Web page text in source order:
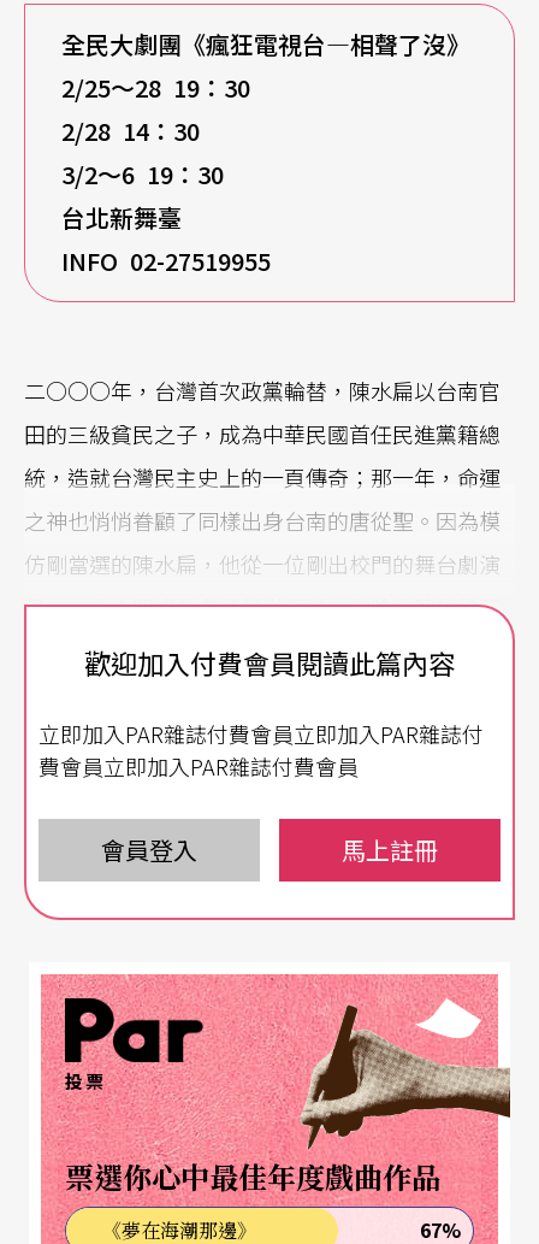
全民大劇團《瘋狂電視台—相聲了沒》
2/25～28 19：30
2/28 14 ：30
3/2～6 19：30
台北新舞臺
INFO 02-27519955
二○○○年，台灣首次政黨輪替，陳水扁以台南官
田的三級貧民之子，成為中華民國首任民進黨籍總
統，造就台灣民主史上的一頁傳奇；那一年，命運
之神也悄悄眷顧了同樣出身台南的唐從聖。因為模
仿剛當選的陳水扁，他從一位剛出校門的舞台劇演
員，一夕之間成為走紅螢光幕前，家喻戶曉的綜藝
諧星，主持、戲劇演出、出書，名利雙收，從此人
水扁比我更像了。」雖然如今，昔日的政治明星身
陷弊案，光芒殞落，電視節目裡的「阿扁」分身也
卸任了，但現實生活中的唐從聖卻靠著戲劇科班出
身的紮實訓練，如海綿般吸收的驚人學習力，以及
射手座「向前衝」的拼命和幹勁，為自己在演藝圈
從小好動想當武打明星，學習戲曲奠下表演功底
「我小時候很好動，最喜歡看成龍的動作片，夢想
有一天能當電影裡的武打明星。小學四年級，復興
劇校來我們學校演《鬧天空》，一群跟我差不多年
紀的小猴子在舞台上跳上跳下、翻跟斗，看得我目
歡迎加入付費會員閱讀此篇內容
立即加入PAR雜誌付費會員立即加入PAR雜誌付
費會員立即加入PAR雜誌付費會員
會員登入 馬上註冊
投票
票選你心中最佳年度戲曲作品
《夢在海潮那邊》 67%